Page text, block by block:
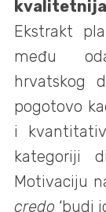
Ekstrakt
među
hrvatskog
pogotovo
i
kategoriji
Motivaciju
credo ‘budi